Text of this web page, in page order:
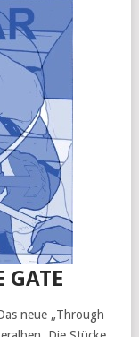
GATE
neue „Through